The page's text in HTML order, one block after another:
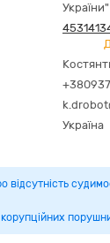
України"
Україна
відсутність